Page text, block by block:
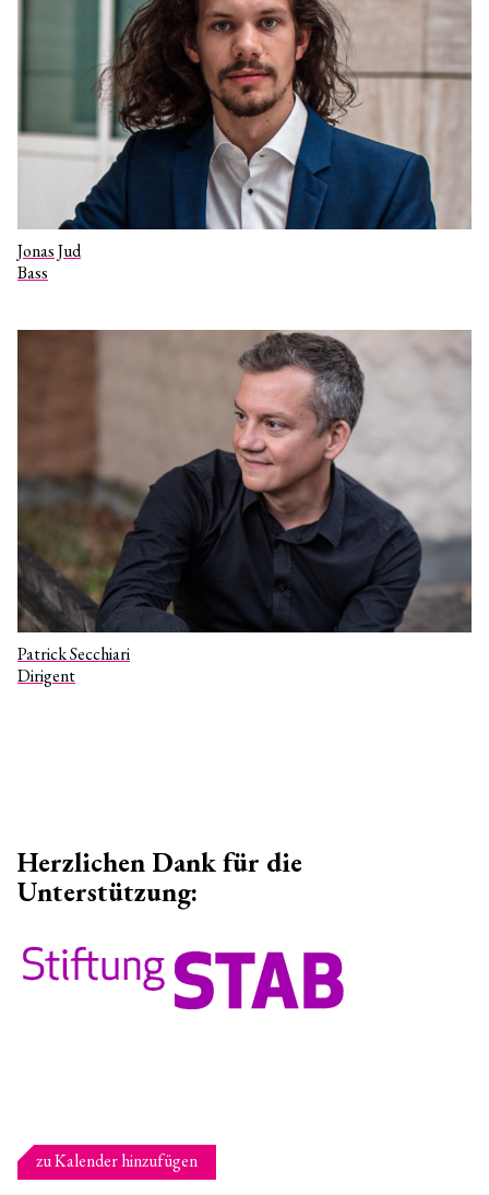
Jonas Jud
Bass
Patrick Secchiari
Dirigent
Herzlichen Dank für die
Unterstützung:
zu Kalender hinzufügen